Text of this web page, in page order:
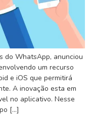
do WhatsApp, anunciou
um recurso
e iOS que permitirá
A inovação esta em
no aplicativo. Nesse
[…]